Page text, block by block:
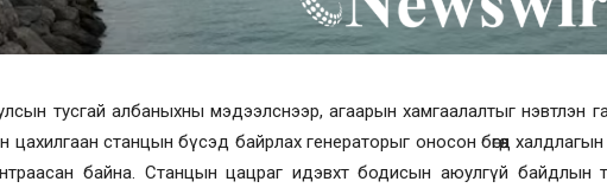
тусгай албаныхны мэдээлснээр, агаарын хамгаалалтыг нэвтлэн
цахилгаан станцын бүсэд байрлах генераторыг оносон бөгөөд
байна. Станцын цацраг идэвхт бодисын аюулгүй байдлын